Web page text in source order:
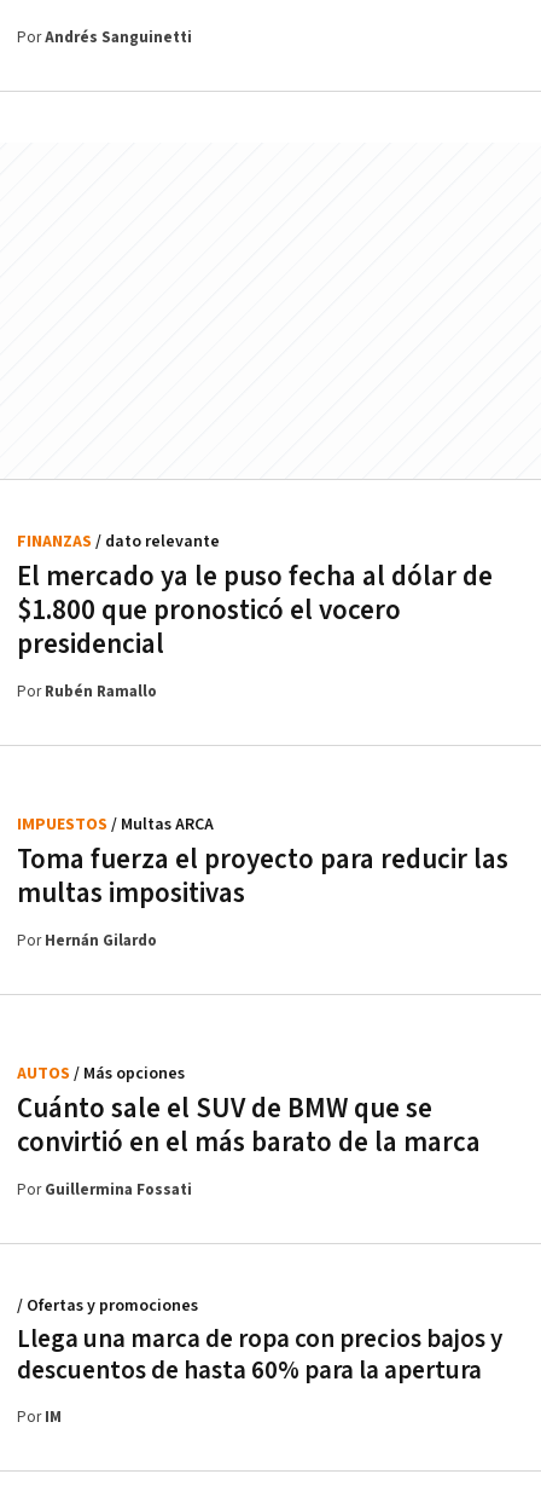
PorAndrés Sanguinetti
El mercado ya le puso fecha al dólar de
$1.800 que pronosticó el vocero
presidencial
FINANZAS / dato relevante
PorRubén Ramallo
Toma fuerza el proyecto para reducir las
multas impositivas
IMPUESTOS / Multas ARCA
PorHernán Gilardo
Cuánto sale el SUV de BMW que se
convirtió en el más barato de la marca
AUTOS / Más opciones
PorGuillermina Fossati
Llega una marca de ropa con precios bajos y
descuentos de hasta 60% para la apertura
/ Ofertas y promociones
PorIM